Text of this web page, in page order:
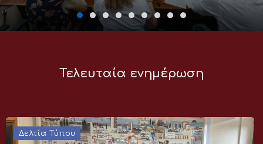
Τελευταία ενημέρωση
Δελτία Τύπου